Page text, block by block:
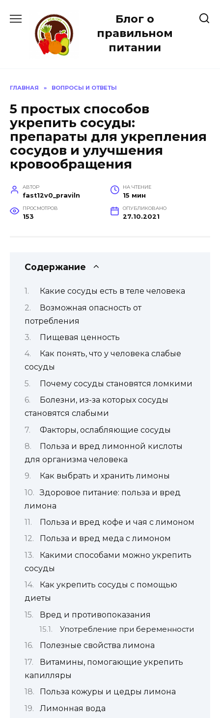
содержанию
Блог о
правильном
питании
ГЛАВНАЯ » ВОПРОСЫ И ОТВЕТЫ
5 простых способов
укрепить сосуды:
препараты для укрепления
сосудов и улучшения
кровообращения
АВТОР
fast12v0_praviln
НА ЧТЕНИЕ
15 мин
ПРОСМОТРОВ
153
ОПУБЛИКОВАНО
27.10.2021
Содержание
Какие сосуды есть в теле человека
Возможная опасность от
потребления
Пищевая ценность
Как понять, что у человека слабые
сосуды
Почему сосуды становятся ломкими
Болезни, из-за которых сосуды
становятся слабыми
Факторы, ослабляющие сосуды
Польза и вред лимонной кислоты
для организма человека
Как выбрать и хранить лимоны
Здоровое питание: польза и вред
лимона
Польза и вред кофе и чая с лимоном
Польза и вред меда с лимоном
Какими способами можно укрепить
сосуды
Как укрепить сосуды с помощью
диеты
Вред и противопоказания
Употребление при беременности
Полезные свойства лимона
Витамины, помогающие укрепить
капилляры
Польза кожуры и цедры лимона
Лимонная вода